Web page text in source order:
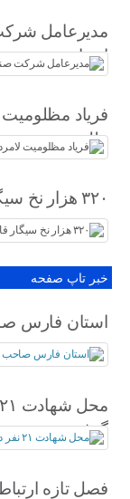
مدیرعامل
انتخاب شد
فریاد
ملل رسید
۳۲۰ هزار نخ سیگار قاچاق در لامرد کشف شد
خبر تاپ صفحه
استان فارس
گرفت
فصل تازه